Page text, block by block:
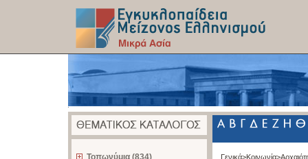
Τοπωνύμια (834)
Γενικά>Κοινωνία>